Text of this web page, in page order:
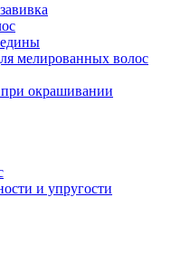
мелированных волос
окрашивании
и упругости